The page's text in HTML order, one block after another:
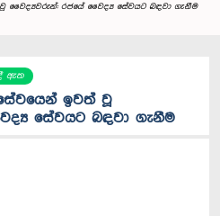
වූ වෛද්‍යවරුන්: රජයේ වෛද්‍ය සේවයට බඳවා ගැනීම
ඇත
සේවයෙන් ඉවත් වූ
සේවයට බඳවා ගැනීම